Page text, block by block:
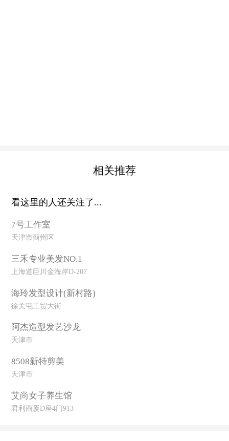
相关推荐
看这里的人还关注了...
7号工作室
天津市蓟州区
三禾专业美发NO.1
上海道巨川金海岸D-207
海玲发型设计(新村路)
徐关屯工贸大街
阿杰造型发艺沙龙
天津市
8508新特剪美
天津市
艾尚女子养生馆
君利商厦D座4门913